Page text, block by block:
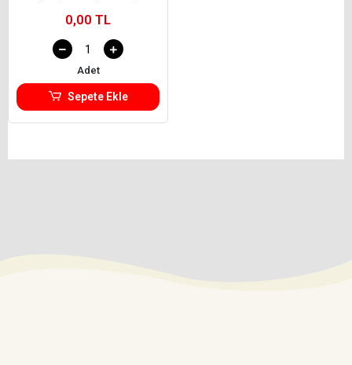
0,00 TL
Adet
Sepete Ekle